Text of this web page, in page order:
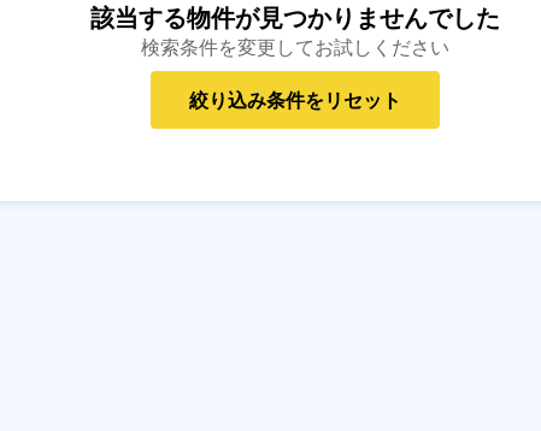
該当する物件が見つかりませんでした
検索条件を変更してお試しください